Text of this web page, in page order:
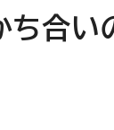
ち合い